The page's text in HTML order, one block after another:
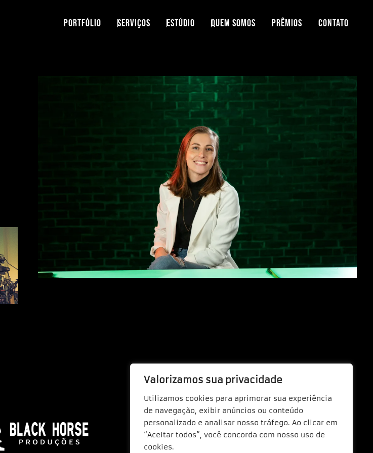
Valorizamos sua privacidade
Utilizamos cookies para aprimorar sua experiência
de navegação, exibir anúncios ou conteúdo
personalizado e analisar nosso tráfego. Ao clicar em
“Aceitar todos”, você concorda com nosso uso de
cookies.
PORTFÓLIO SERVIÇOS ESTÚDIO QUEM SOMOS PRÊMIOS CONTATO